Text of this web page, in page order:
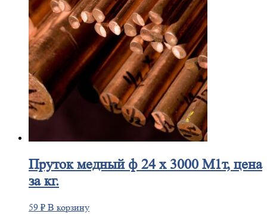
Прутокмедный ф 24 х 3000 М1т, цена
за кг.
59 ₽ В корзину